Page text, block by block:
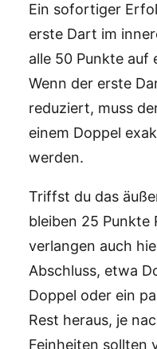
Ein sofortiger
erste Dart im
alle 50 Punkte auf
Wenn der erste
reduziert, muss
einem Doppel
werden.
Triffst du das
bleiben 25 Punkte
verlangen auch
Abschluss, etwa
Doppel oder ein
Rest heraus, je
Feinheiten sollten